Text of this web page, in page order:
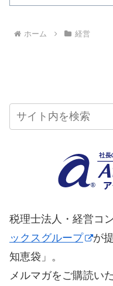
ホーム 経営
税理士法人・経営コ
ックスグループ
が
知恵袋」。
メルマガをご購読い